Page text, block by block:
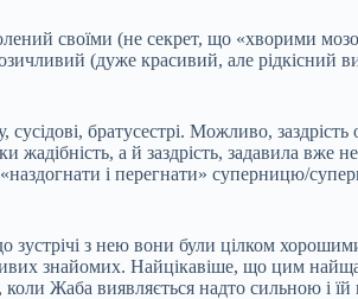
своїми (не секрет, що «хворими
(дуже красивий, але
братусестрі. Можливо,
а й заздрість, задавила вже
«наздогнати і перегнати» суперницю/
з нею вони були цілком
знайомих. Найцікавіше, що цим
Жаба виявляється надто сильною і їй